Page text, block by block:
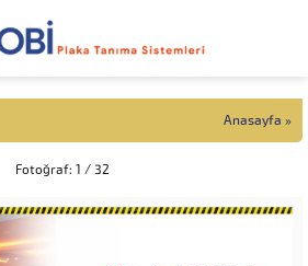
Anasayfa »
Fotoğraf: 1 / 32